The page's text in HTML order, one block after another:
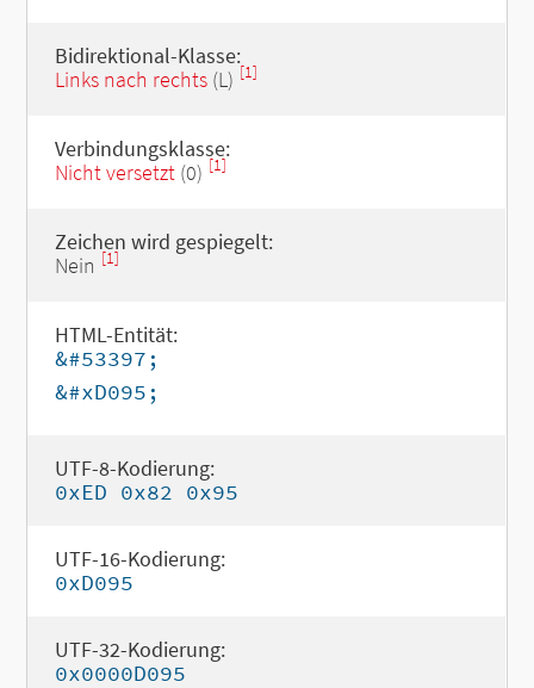
Bidirektional-Klasse:
Links nach rechts(L) [1]
Verbindungsklasse:
Nicht versetzt(0) [1]
Zeichen wird gespiegelt:
Nein [1]
HTML-Entität:
&#53397;
&#xD095;
UTF-8-Kodierung:
0xED 0x82 0x95
UTF-16-Kodierung:
0xD095
UTF-32-Kodierung:
0x0000D095